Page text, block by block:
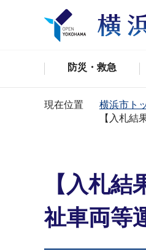
防災・救急
現在位置 横浜市ト
【入札結
【入札
祉車両等